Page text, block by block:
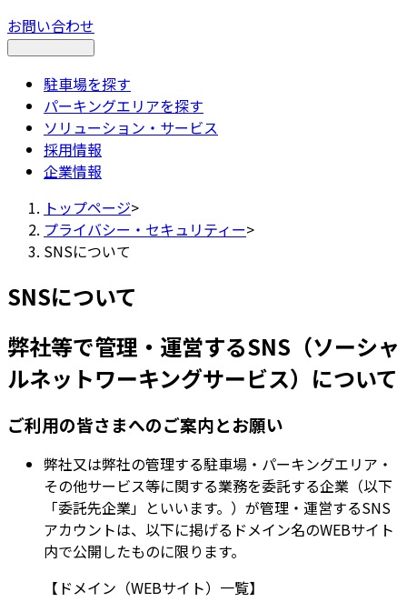
お問い合わせ
駐車場を探す
パーキングエリアを探す
ソリューション・サービス
採用情報
企業情報
トップページ>
プライバシー・セキュリティー>
SNSについて
SNSについて
弊社等で管理・運営するSNS（ソーシャ
ルネットワーキングサービス）について
ご利用の皆さまへのご案内とお願い
弊社又は弊社の管理する駐車場・パーキングエリア・
その他サービス等に関する業務を委託する企業（以下
「委託先企業」といいます。）が管理・運営するSNS
アカウントは、以下に掲げるドメイン名のWEBサイト
内で公開したものに限ります。
【ドメイン（WEBサイト）一覧】